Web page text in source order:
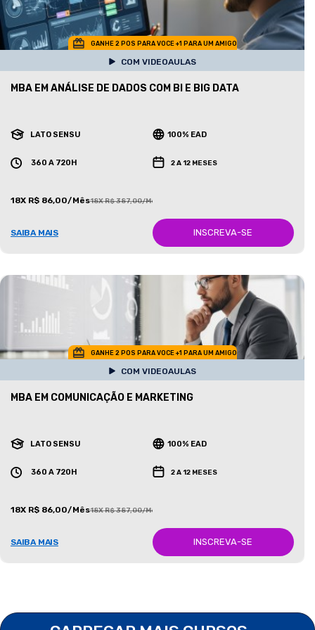
GANHE 2 POS PARA VOCE +1 PARA UM AMIGO
COM VIDEOAULAS
MBA EM ANÁLISE DE DADOS COM BI E BIG DATA
LATO SENSU 100% EAD
360 A 720H 2 A 12 MESES
18X R$ 86,00/Mês18X R$ 387,00/Mês
SAIBA MAIS INSCREVA-SE
GANHE 2 POS PARA VOCE +1 PARA UM AMIGO
COM VIDEOAULAS
MBA EM COMUNICAÇÃO E MARKETING
LATO SENSU 100% EAD
360 A 720H 2 A 12 MESES
18X R$ 86,00/Mês18X R$ 387,00/Mês
SAIBA MAIS INSCREVA-SE